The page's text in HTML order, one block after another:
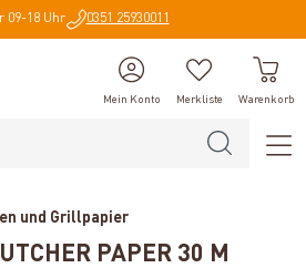
09-18 Uhr 0351 25930011
Mein Konto Merkliste Warenkorb
und Grillpapier
PAPER 30 M